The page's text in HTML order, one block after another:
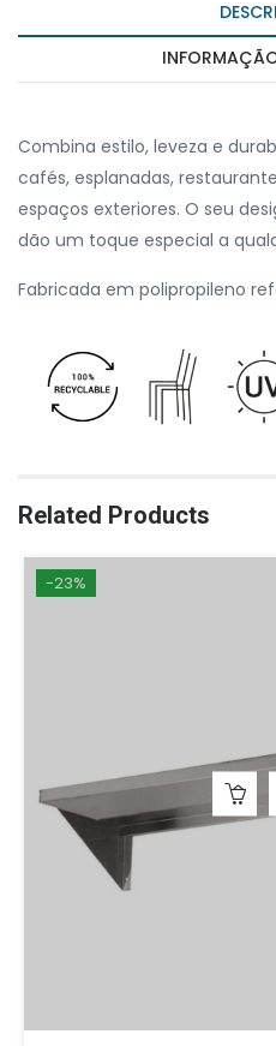
Combina estilo, leveza e
cafés, esplanadas,
espaços exteriores. O seu
dão um toque especial a
Fabricada em polipropileno
Related Products
-23%